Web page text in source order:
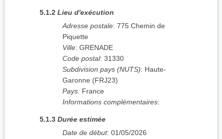
5.1.2 Lieu d'exécution
Adresse postale: 775 Chemin de
Piquette
Ville: GRENADE
Code postal: 31330
Subdivision pays (NUTS): Haute-
Garonne (FRJ23)
Pays: France
Informations complémentaires:
5.1.3 Durée estimée
Date de début: 01/05/2026